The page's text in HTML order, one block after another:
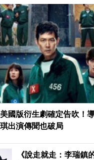
美國版衍生劇確定告吹！
出演傳聞也破局
《說走就走：李瑞鎮